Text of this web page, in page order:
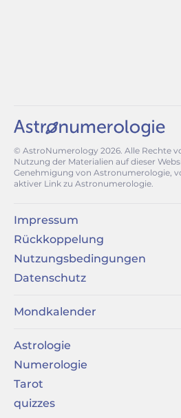
© AstroNumerology 2026. Alle Rechte
Nutzung der Materialien auf dieser
Genehmigung von Astronumerologie,
aktiver Link zu Astronumerologie.
Impressum
Rückkoppelung
Nutzungsbedingungen
Datenschutz
Mondkalender
Astrologie
Numerologie
Tarot
quizzes